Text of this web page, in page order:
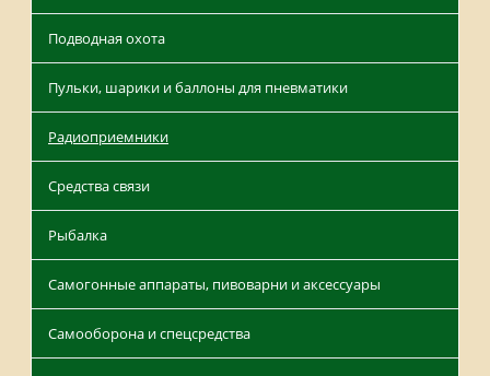
Подводная охота
Пульки, шарики и баллоны для пневматики
Радиоприемники
Средства связи
Рыбалка
Самогонные аппараты, пивоварни и аксессуары
Самооборона и спецсредства